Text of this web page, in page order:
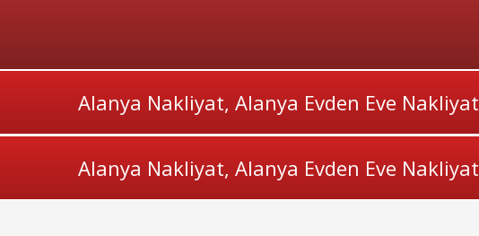
Alanya Nakliyat, Alanya Evden Eve Nakliyat
Alanya Nakliyat, Alanya Evden Eve Nakliyat